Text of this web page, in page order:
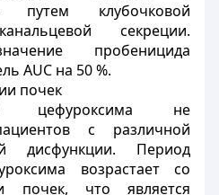
путем клубочковой
секреции.
пробеницида
AUC на 50 %.
почек
цефуроксима не
с различной
дисфункции. Период
возрастает со
почек, что является